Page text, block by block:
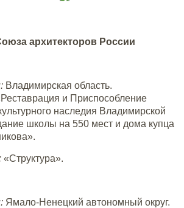
архитекторов России
Владимирская область.
и Приспособление
наследия Владимирской
школы на 550 мест и дома купца
«Структура».
Ямало-Ненецкий автономный округ.